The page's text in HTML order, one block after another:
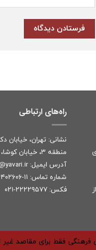
راه‌های ارتباطی
نشانی: تهران،
منطقه ۳، خیابان کوشا، میدان جوانان، پلاک ۵
آدرس ایمیل:r
شماره تماس: ۱۱-۲۶۴۰۲۶۰۶-۰۲۱
فکس: ۲۲۲۲۹۵۷۷-۰۲۱
فقط برای مقاصد